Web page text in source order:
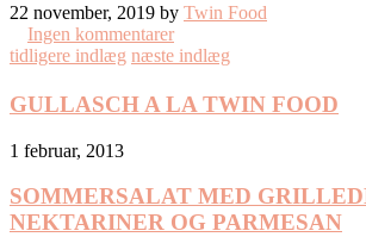
22 november, 2019 by Twin Food
Ingen kommentarer
tidligere indlæg næste indlæg
GULLASCH A LA TWIN FOOD
1 februar, 2013
SOMMERSALAT MED
NEKTARINER OG PARMESAN